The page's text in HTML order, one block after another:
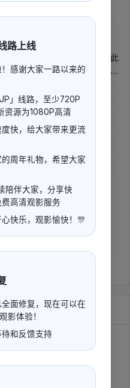
2006
和家庭由亲密走向对立，因此
者陈吟也临近三十仍害怕走进
的婚礼上对刘黎萌生含蓄好
的激情与生活摩擦并存，审
，也让两人重新面对“是否结
。
:
:
播放
路上线
感谢大家一路以来的
」线路，至少720P
资源为1080P高清
快，给大家带来更流
周年礼物，希望大家
陪伴大家，分享快
高清观影服务
快乐，观影愉快！🎊
面修复，现在可以在
影体验！
和反馈支持